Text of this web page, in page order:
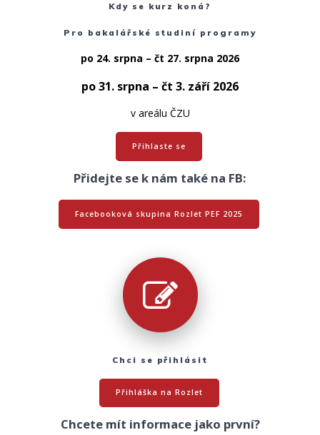
Kdy se kurz koná?
Pro bakalářské studiní programy
po 24. srpna – čt 27. srpna 2026
po 31. srpna – čt 3. září 2026
v areálu ČZU
Přihlaste se
Přidejte se k nám také na FB:
Facebooková skupina Rozlet PEF 2025
Chci se přihlásit
Přihláška na Rozlet
Chcete mít informace jako první?